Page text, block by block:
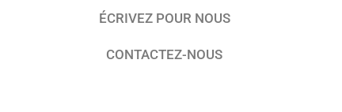
ÉCRIVEZ POUR NOUS
CONTACTEZ-NOUS